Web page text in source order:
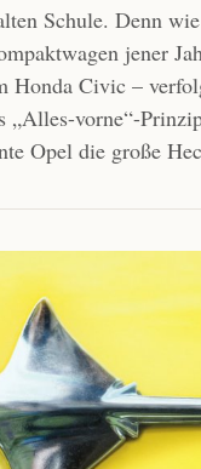
Schule. Denn
jener
Honda Civic –
„Alles-vorne“-
Opel die große